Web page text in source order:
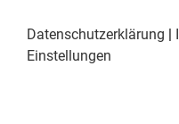
Datenschutzerklärung
Einstellungen